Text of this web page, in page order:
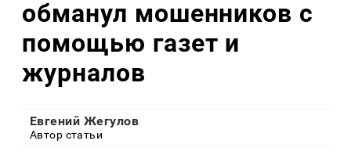
обманул мошенников с
помощью газет и
журналов
Евгений Жегулов
Автор статьи